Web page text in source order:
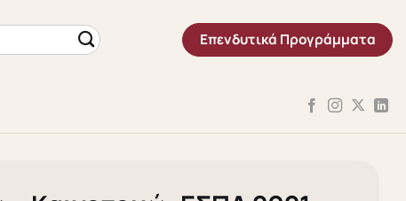
Επενδυτικά Προγράμματα